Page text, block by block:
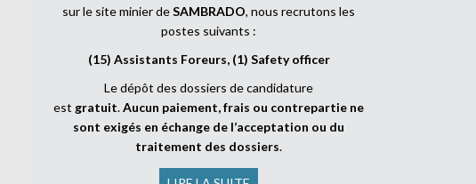
sur le site minier deSAMBRADO, nous recrutons les
postes suivants :
(15) Assistants Foreurs, (1) Safety officer
Le dépôt des dossiers de candidature
est gratuit.Aucun paiement, frais ou contrepartie ne
sont exigés en échange de l’acceptation ou du
traitement des dossiers.